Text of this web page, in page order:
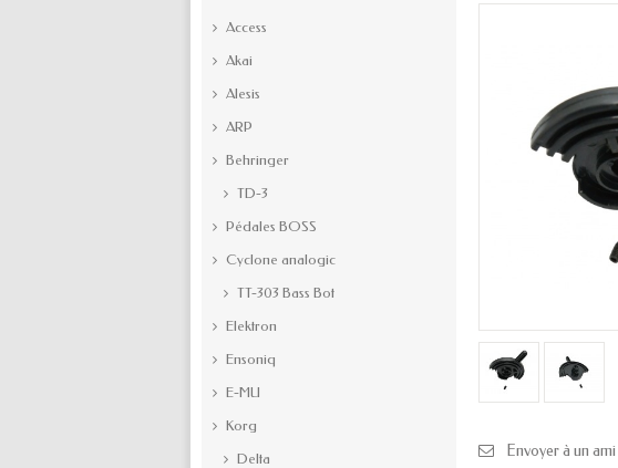
Access
Akai
Alesis
ARP
Behringer
TD-3
Pédales BOSS
Cyclone analogic
TT-303 Bass Bot
Elektron
Ensoniq
E-MU
Korg
Delta
Envoyer à un ami